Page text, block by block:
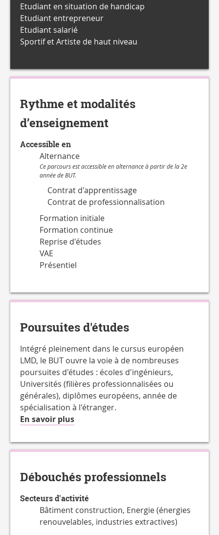
Etudiant en situation de handicap
Etudiant entrepreneur
Etudiant salarié
Sportif et Artiste de haut niveau
Rythme et modalités
d’enseignement
Accessible en
Alternance
Ce parcours est accessible en alternance à partir de la 2e
année de BUT.
Contrat d'apprentissage
Contrat de professionnalisation
Formation initiale
Formation continue
Reprise d'études
VAE
Présentiel
Poursuites d'études
Intégré pleinement dans le cursus européen
LMD, le BUT ouvre la voie à de nombreuses
poursuites d'études : écoles d'ingénieurs,
Universités (filières professionnalisées ou
générales), diplômes européens, année de
spécialisation à l'étranger.
En savoir plusà
de
la
de
hebdomadaire
Débouchés professionnels
Secteurs d'activité
Bâtiment construction, Energie (énergies
renouvelables, industries extractives)